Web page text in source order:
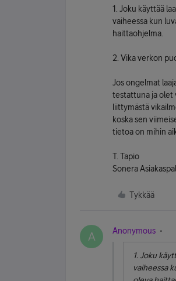
1. Joku käyttää
vaiheessa kun
haittaohjelma.
2. Vika verkon
Jos ongelmat
testattuna ja olet
liittymästä
koska sen
tietoa on mihin
T. Tapio
Sonera
Tykkää
A Anonymous
1. Joku
vaiheessa